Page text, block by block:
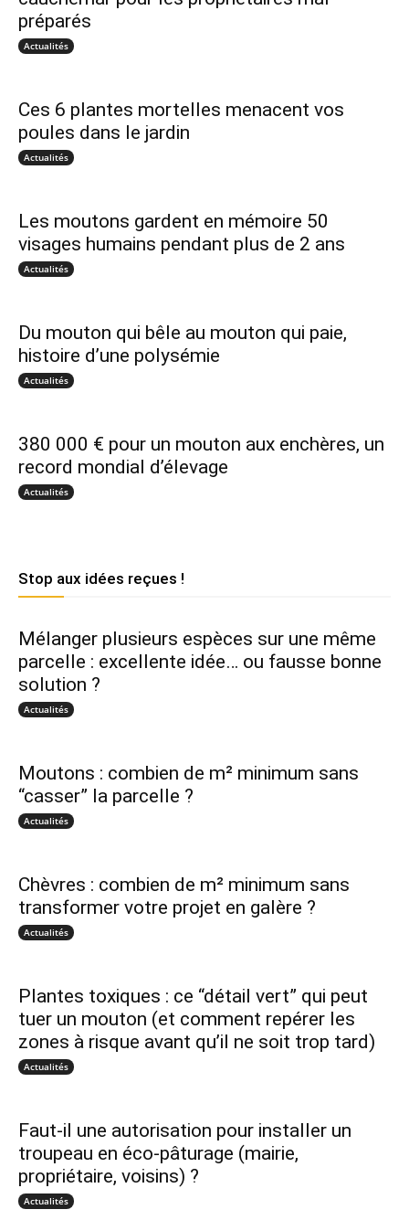
préparés
Actualités
Ces 6 plantes mortelles menacent vos
poules dans le jardin
Actualités
Les moutons gardent en mémoire 50
visages humains pendant plus de 2 ans
Actualités
Du mouton qui bêle au mouton qui paie,
histoire d’une polysémie
Actualités
380 000 € pour un mouton aux enchères, un
record mondial d’élevage
Actualités
Stop aux idées reçues !
Mélanger plusieurs espèces sur une même
parcelle : excellente idée… ou fausse bonne
solution ?
Actualités
Moutons : combien de m² minimum sans
“casser” la parcelle ?
Actualités
Chèvres : combien de m² minimum sans
transformer votre projet en galère ?
Actualités
Plantes toxiques : ce “détail vert” qui peut
tuer un mouton (et comment repérer les
zones à risque avant qu’il ne soit trop tard)
Actualités
Faut-il une autorisation pour installer un
troupeau en éco-pâturage (mairie,
propriétaire, voisins) ?
Actualités